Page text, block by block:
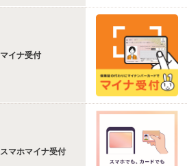
マイナ受付
スマホマイナ受付